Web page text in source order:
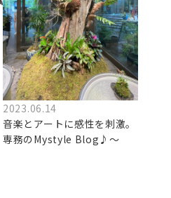
2023.06.14
音楽とアートに感性を刺激。
専務のMystyle Blog♪～